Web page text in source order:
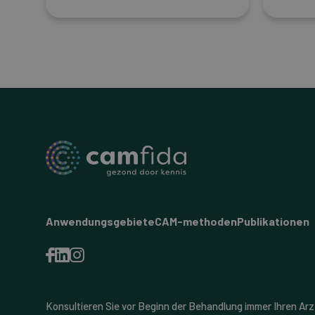
AnwendungsgebieteCAM-methodenPublikationen
Konsultieren Sie vor Beginn der Behandlung immer Ihren